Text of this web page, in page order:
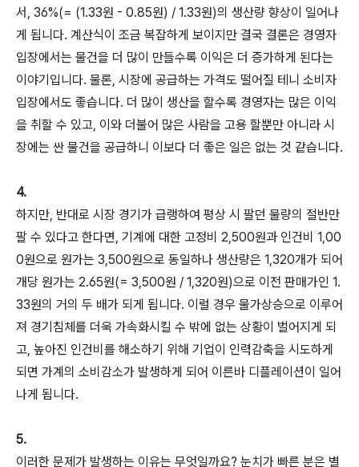
서, 36%(= (1.33원 - 0.85원) / 1.33원)의 생산량 향상이 일어나
게 됩니다. 계산식이 조금 복잡하게 보이지만 결국 결론은 경영자
입장에서는 물건을 더 많이 만들수록 이익은 더 증가하게 된다는
이야기입니다. 물론, 시장에 공급하는 가격도 떨어질 테니 소비자
입장에서도 좋습니다. 더 많이 생산을 할수록 경영자는 많은 이익
을 취할 수 있고, 이와 더불어 많은 사람을 고용 할뿐만 아니라 시
장에는 싼 물건을 공급하니 이보다 더 좋은 일은 없는 것 같습니다.
4.
하지만, 반대로 시장 경기가 급랭하여 평상 시 팔던 물량의 절반만
팔 수 있다고 한다면, 기계에 대한 고정비 2,500원과 인건비 1,00
0원으로 원가는 3,500원으로 동일하나 생산량은 1,320개가 되어
개당 원가는 2.65원(= 3,500원 / 1,320원)으로 이전 판매가인 1.
33원의 거의 두 배가 되게 됩니다. 이럴 경우 물가상승으로 이루어
져 경기침체를 더욱 가속화시킬 수 밖에 없는 상황이 벌어지게 되
고, 높아진 인건비를 해소하기 위해 기업이 인력감축을 시도하게
되면 가계의 소비감소가 발생하게 되어 이른바 디플레이션이 일어
나게 됩니다.
5.
이러한 문제가 발생하는 이유는 무엇일까요? 눈치가 빠른 분은 별